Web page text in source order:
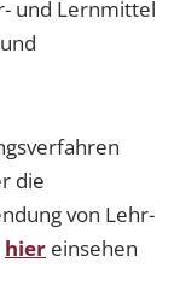
und Lernmittel
die
von Lehr-
hier einsehen